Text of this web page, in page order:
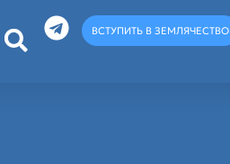
ВСТУПИТЬ В ЗЕМЛЯЧЕСТВО